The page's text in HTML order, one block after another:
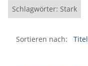
Schlagwörter: Stark
Sortieren nach: Titel